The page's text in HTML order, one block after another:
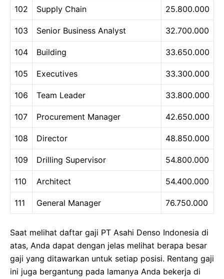
102 Supply Chain 25.800.000
103 Senior Business Analyst 32.700.000
104 Building 33.650.000
105 Executives 33.300.000
106 Team Leader 33.800.000
107 Procurement Manager 42.650.000
108 Director 48.850.000
109 Drilling Supervisor 54.800.000
110 Architect 54.400.000
111 General Manager 76.750.000
Saat melihat daftar gaji PT Asahi Denso Indonesia di
atas, Anda dapat dengan jelas melihat berapa besar
gaji yang ditawarkan untuk setiap posisi. Rentang gaji
ini juga bergantung pada lamanya Anda bekerja di